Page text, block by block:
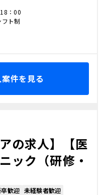
：00
ト制
件を見る
の求人】【医
ック（研修・
歓迎 未経験者歓迎